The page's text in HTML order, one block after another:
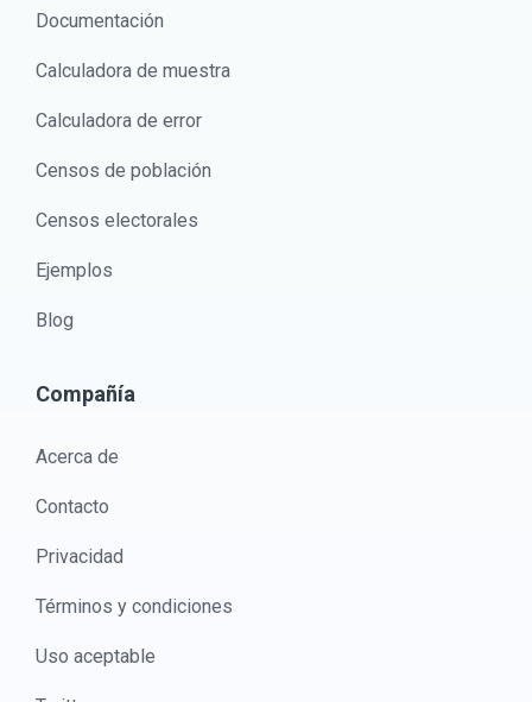
Documentación
Calculadora de muestra
Calculadora de error
Censos de población
Censos electorales
Ejemplos
Blog
Compañía
Acerca de
Contacto
Privacidad
Términos y condiciones
Uso aceptable